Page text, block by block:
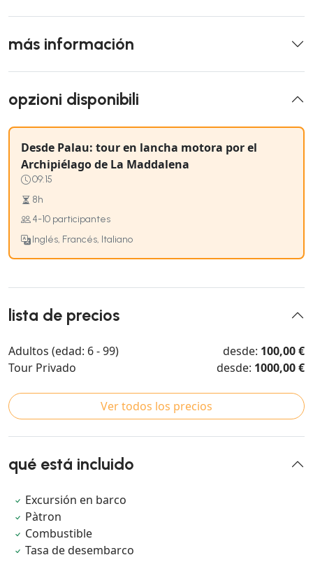
más información
opzioni disponibili
Desde Palau: tour en lancha motora por el
Archipiélago de La Maddalena
09:15
8h
4-10 participantes
Inglés, Francés, Italiano
lista de precios
Adultos (edad: 6 - 99) desde: 100,00 €
Tour Privado
desde: 1000,00 €
Ver todos los precios
qué está incluido
Excursión en barco
Pàtron
Combustible
Tasa de desembarco